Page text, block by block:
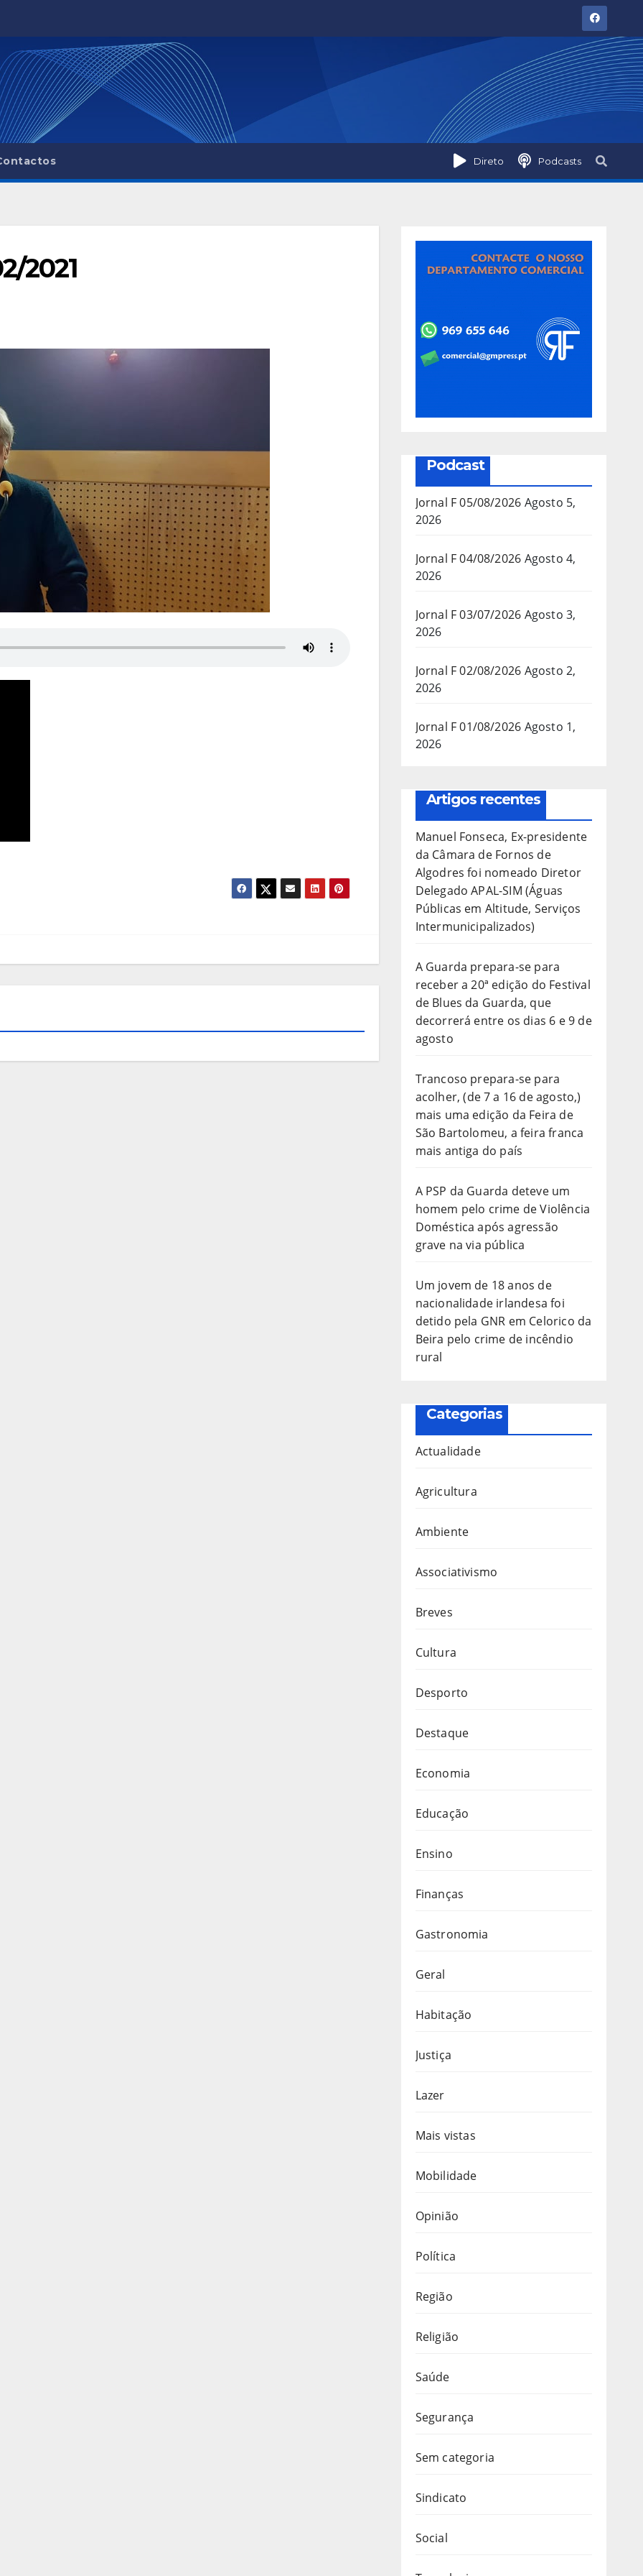
Direto Podcasts
2021
Podcast
Jornal F 05/08/2026 Agosto 5,
2026
Jornal F 04/08/2026 Agosto 4,
2026
Jornal F 03/07/2026 Agosto 3,
2026
Jornal F 02/08/2026 Agosto 2,
2026
Jornal F 01/08/2026 Agosto 1,
2026
Artigos recentes
Manuel Fonseca, Ex-presidente
da Câmara de Fornos de
Algodres foi nomeado Diretor
Delegado APAL-SIM (Águas
Públicas em Altitude, Serviços
Intermunicipalizados)
A Guarda prepara-se para
receber a 20ª edição do Festival
de Blues da Guarda, que
decorrerá entre os dias 6 e 9 de
agosto
Trancoso prepara-se para
acolher, (de 7 a 16 de agosto,)
mais uma edição da Feira de
São Bartolomeu, a feira franca
mais antiga do país
A PSP da Guarda deteve um
homem pelo crime de Violência
Doméstica após agressão
grave na via pública
Um jovem de 18 anos de
nacionalidade irlandesa foi
detido pela GNR em Celorico da
Beira pelo crime de incêndio
rural
Categorias
Actualidade
Agricultura
Ambiente
Associativismo
Breves
Cultura
Desporto
Destaque
Economia
Educação
Ensino
Finanças
Gastronomia
Geral
Habitação
Justiça
Lazer
Mais vistas
Mobilidade
Opinião
Política
Região
Religião
Saúde
Segurança
Sem categoria
Sindicato
Social